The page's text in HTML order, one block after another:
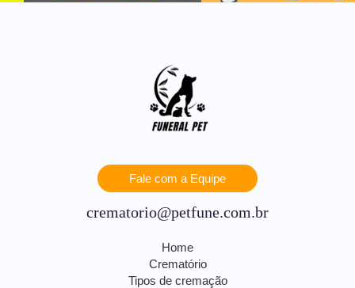
Fale com a Equipe
crematorio@petfune.com.br
Home
Crematório
Tipos de cremação